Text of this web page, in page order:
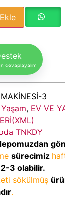
cevaplayalım
3
, EV VE
TNKDY
sürecimiz
2-3 olabilir.
sökülmüş
.